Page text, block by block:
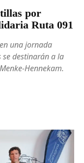
por
Ruta 091
una jornada
se destinarán a la
Hennekam.